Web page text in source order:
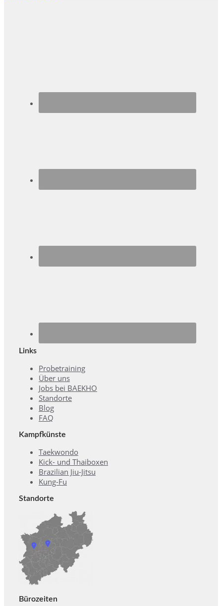
Links
Probetraining
Über uns
Jobs bei BAEKHO
Standorte
Blog
FAQ
Kampfkünste
Taekwondo
Kick- und Thaiboxen
Brazilian Jiu-Jitsu
Kung-Fu
Standorte
Bürozeiten